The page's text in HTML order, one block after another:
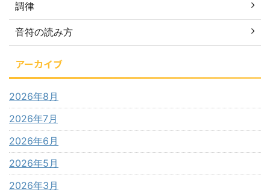
調律
音符の読み方
アーカイブ
2026年8月
2026年7月
2026年6月
2026年5月
2026年3月